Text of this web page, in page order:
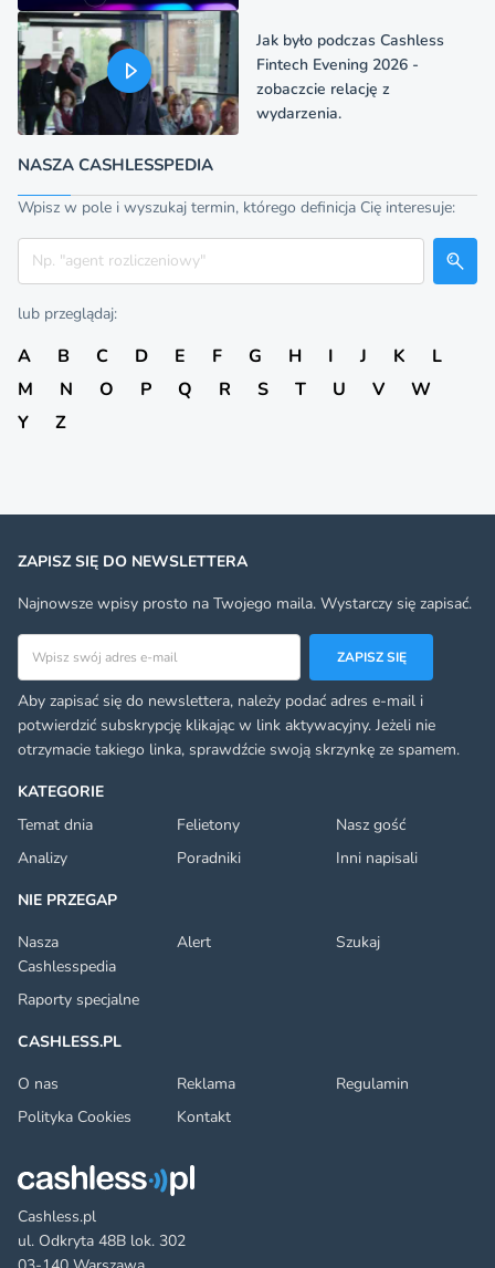
Jak było podczas Cashless
Fintech Evening 2026 -
zobaczcie relację z
wydarzenia.
NASZA CASHLESSPEDIA
Wpisz w pole i wyszukaj termin, którego definicja Cię interesuje:
Szukaj
lub przeglądaj:
A B C D E F G H I J K
L
M
N O P Q R S T U V
W
Y
Z
Cashless.pl
ul. Odkryta 48B lok. 302
KATEGORIE
Temat dnia
Felietony
Nasz gość
Analizy
Poradniki
Inni napisali
NIE PRZEGAP
Nasza
Cashlesspedia
Alert Szukaj
Raporty specjalne
CASHLESS.PL
O nas
Reklama
Regulamin
Polityka Cookies
Kontakt
ZAPISZ SIĘ DO NEWSLETTERA
Najnowsze wpisy prosto na Twojego maila. Wystarczy się zapisać.
Adres email
ZAPISZ SIĘ
Aby zapisać się do newslettera, należy podać adres e-mail i
potwierdzić subskrypcję klikając w link aktywacyjny. Jeżeli nie
otrzymacie takiego linka, sprawdźcie swoją skrzynkę ze spamem.